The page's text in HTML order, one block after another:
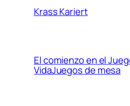
Krass Kariert
El comienzo en el
VidaJuegos de mesa